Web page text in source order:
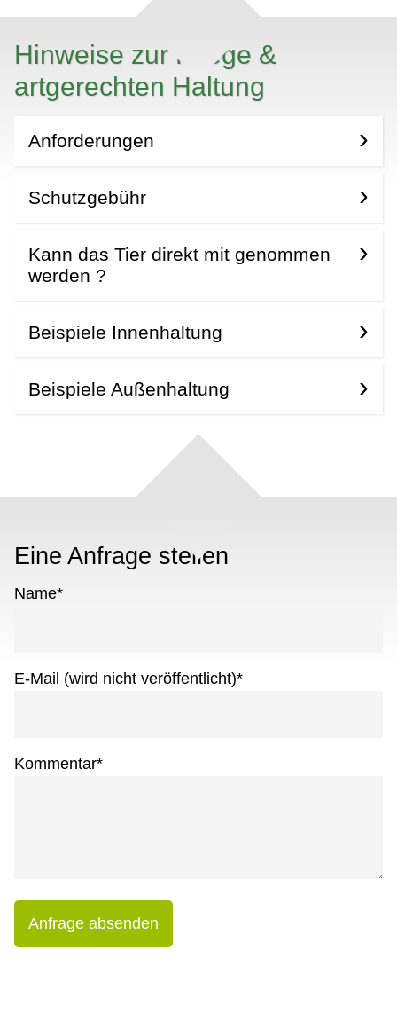
Hinweise zur Pflege &
artgerechten Haltung
Anforderungen
Schutzgebühr
Kann das Tier direkt mit genommen
werden ?
Beispiele Innenhaltung
Beispiele Außenhaltung
Eine Anfrage stellen
Name*
E-Mail (wird nicht veröffentlicht)*
Kommentar*
Anfrage absenden